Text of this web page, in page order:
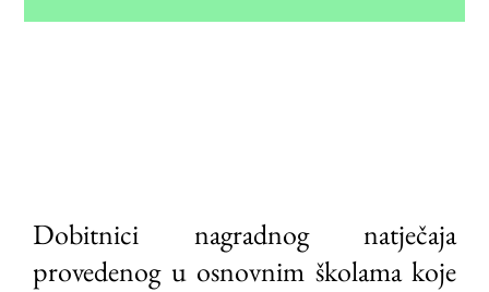
Dobitnici nagradnog natječaja
provedenog u osnovnim školama koje